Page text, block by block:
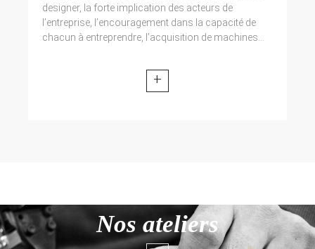
designer, la forte implication des acteurs de
l’entreprise, l’encouragement dans la capacité de
chacun à entreprendre, l’acquisition de machines...
+
Nos ateliers